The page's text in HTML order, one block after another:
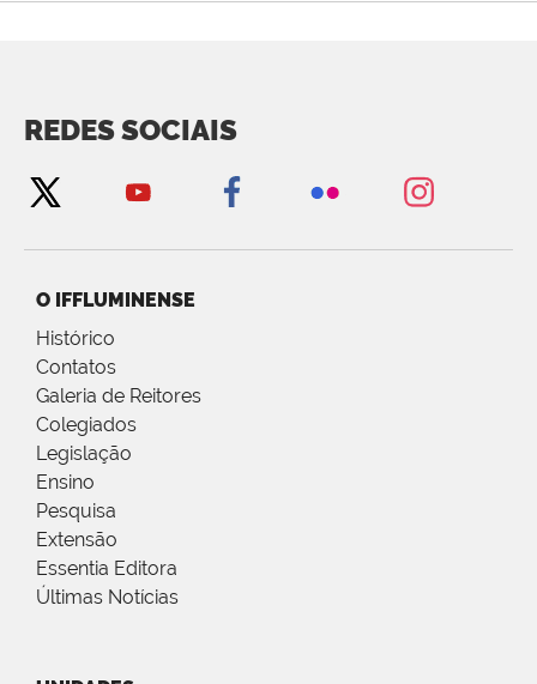
REDES SOCIAIS
O IFFLUMINENSE
Histórico
Contatos
Galeria de Reitores
Colegiados
Legislação
Ensino
Pesquisa
Extensão
Essentia Editora
Últimas Notícias